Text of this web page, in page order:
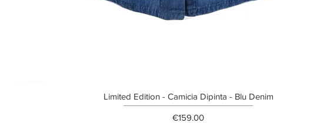
Limited Edition - Camicia Dipinta - Blu Denim
Price
€159.00